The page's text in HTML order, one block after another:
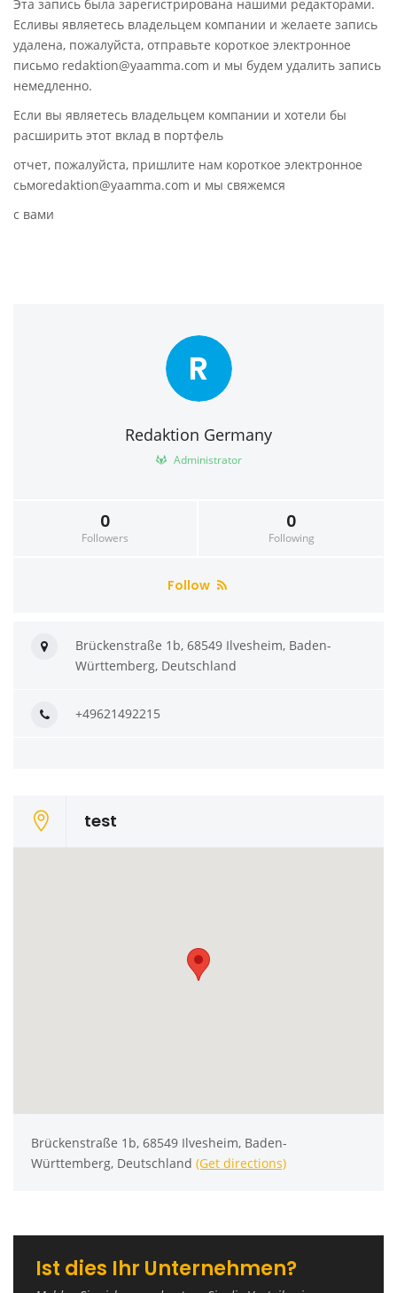
Эта запись была зарегистрирована нашими редакторами.
Есливы являетесь владельцем компании и желаете запись
удалена, пожалуйста, отправьте короткое электронное
письмо redaktion@yaamma.com и мы будем удалить запись
немедленно.
Если вы являетесь владельцем компании и хотели бы
расширить этот вклад в портфель
отчет, пожалуйста, пришлите нам короткое электронное
сьмоredaktion@yaamma.com и мы свяжемся
с вами
R
Redaktion Germany
Administrator
0
Followers
0
Following
Follow
Brückenstraße 1b, 68549 Ilvesheim, Baden-
Württemberg, Deutschland
+49621492215
test
Brückenstraße 1b, 68549 Ilvesheim, Baden-
Württemberg, Deutschland (Get directions)
Ist dies Ihr Unternehmen?